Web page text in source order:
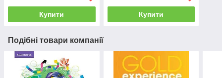
Купити Купити
Подібні товари компанії